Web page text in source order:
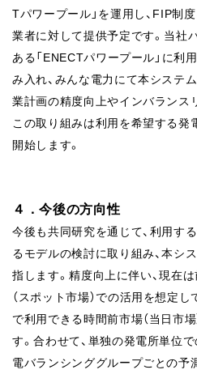
Tパワープール」を運用し、FIP制
業者に対して提供予定です。当社
ある「ENECTパワープール」に利
み入れ、みんな電力にて本システ
業計画の精度向上やインバランス
この取り組みは利用を希望する発
開始します。
４．今後の方向性
今後も共同研究を通じて、利用す
るモデルの検討に取り組み、本シ
指します。精度向上に伴い、現在
（スポット市場）での活用を想定
で利用できる時間前市場（当日市
す。合わせて、単独の発電所単位
電バランシンググループごとの予